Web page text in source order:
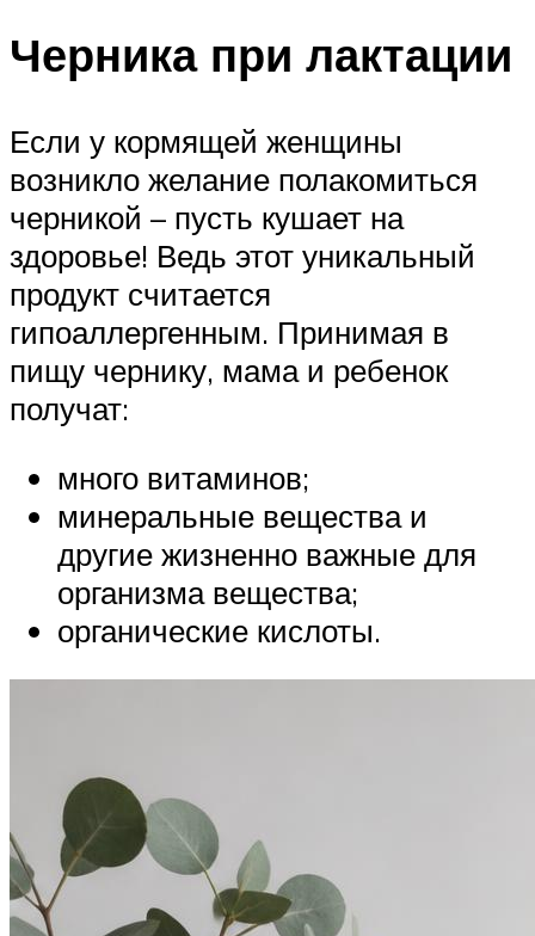
Черника при лактации
Если у кормящей женщины
возникло желание полакомиться
черникой – пусть кушает на
здоровье! Ведь этот уникальный
продукт считается
гипоаллергенным. Принимая в
пищу чернику, мама и ребенок
получат:
много витаминов;
минеральные вещества и
другие жизненно важные для
организма вещества;
органические кислоты.